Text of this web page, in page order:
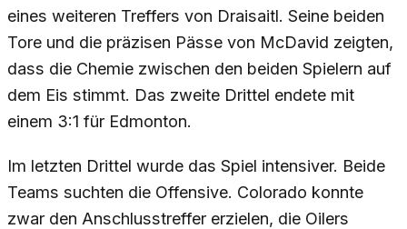
eines weiteren Treffers von Draisaitl. Seine beiden
Tore und die präzisen Pässe von McDavid zeigten,
dass die Chemie zwischen den beiden Spielern auf
dem Eis stimmt. Das zweite Drittel endete mit
einem 3:1 für Edmonton.
Im letzten Drittel wurde das Spiel intensiver. Beide
Teams suchten die Offensive. Colorado konnte
zwar den Anschlusstreffer erzielen, die Oilers